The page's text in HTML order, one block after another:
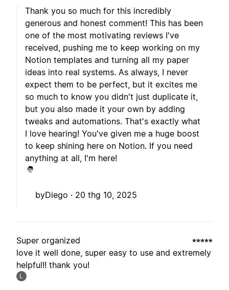
Thank you so much for this incredibly
generous and honest comment! This has been
one of the most motivating reviews I've
received, pushing me to keep working on my
Notion templates and turning all my paper
ideas into real systems. As always, I never
expect them to be perfect, but it excites me
so much to know you didn't just duplicate it,
but you also made it your own by adding
tweaks and automations. That's exactly what
I love hearing! You've given me a huge boost
to keep shining here on Notion. If you need
anything at all, I'm here!
byDiego · 20 thg 10, 2025
Super organized
love it well done, super easy to use and extremely
helpful!! thank you!
L